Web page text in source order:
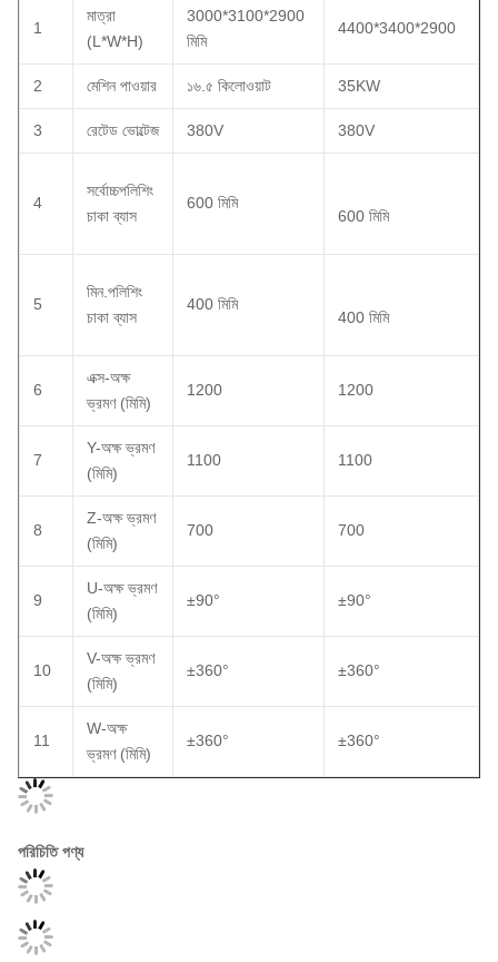
1
মাত্রা
(L*W*H)
3000*3100*2900
মিমি
4400*3400*2900
2 মেশিন পাওয়ার ১৬.৫ কিলোওয়াট 35KW
3 রেটেড ভোল্টেজ 380V 380V
4
সর্বোচ্চপলিশিং
চাকা ব্যাস
600 মিমি
600 মিমি
5
মিন.পলিশিং
চাকা ব্যাস
400 মিমি
400 মিমি
6
এক্স-অক্ষ
ভ্রমণ (মিমি)
1200 1200
7
Y-অক্ষ ভ্রমণ
(মিমি)
1100 1100
8
Z-অক্ষ ভ্রমণ
(মিমি)
700 700
9
U-অক্ষ ভ্রমণ
(মিমি)
±90° ±90°
10
V-অক্ষ ভ্রমণ
(মিমি)
±360° ±360°
11
W-অক্ষ
ভ্রমণ (মিমি)
±360° ±360°
পরিচিতি পণ্য